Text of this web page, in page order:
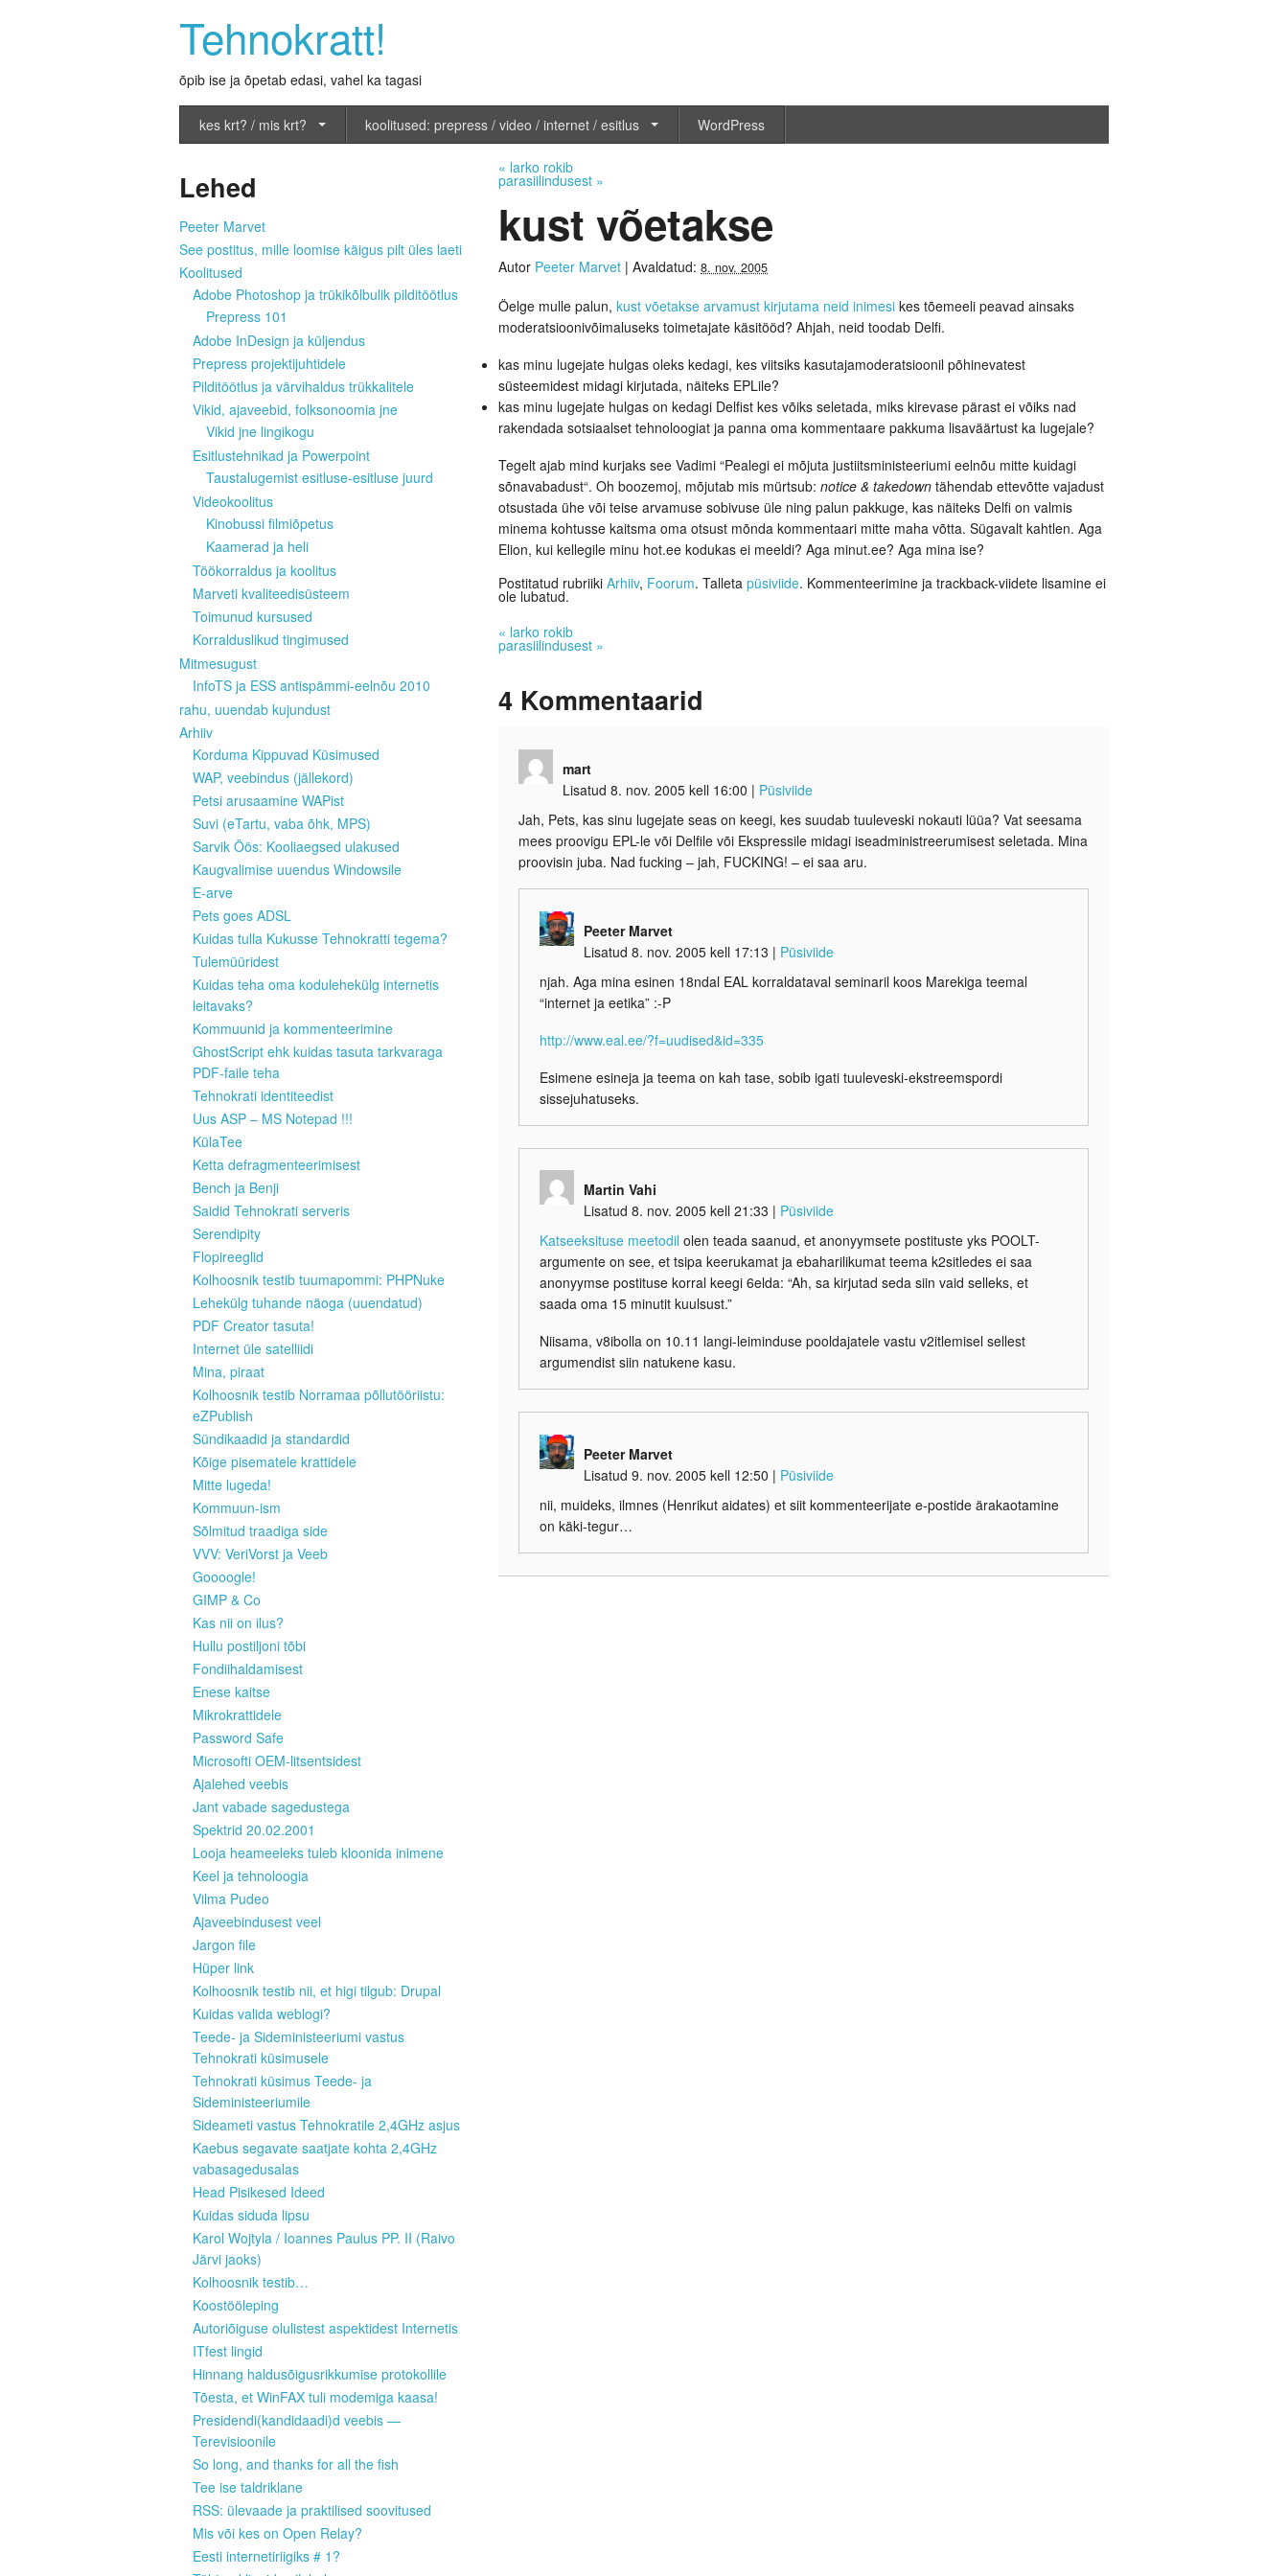
Tehnokratt!
õpib ise ja õpetab edasi, vahel ka tagasi
kes krt? / mis krt? koolitused: prepress / video / internet / esitlus WordPress
« larko rokib
parasiilindusest »
kust võetakse
Autor Peeter Marvet |Avaldatud:8. nov. 2005
Öelge mulle palun,kust võetakse arvamust kirjutama neid inimesi kes tõemeeli peavad ainsaks
moderatsioonivõimaluseks toimetajate käsitööd? Ahjah, neid toodab Delfi.
kas minu lugejate hulgas oleks kedagi, kes viitsiks kasutajamoderatsioonil põhinevatest
süsteemidest midagi kirjutada, näiteks EPLile?
kas minu lugejate hulgas on kedagi Delfist kes võiks seletada, miks kirevase pärast ei võiks nad
rakendada sotsiaalset tehnoloogiat ja panna oma kommentaare pakkuma lisaväärtust ka lugejale?
Tegelt ajab mind kurjaks see Vadimi “Pealegi ei mõjuta justiitsministeeriumi eelnõu mitte kuidagi
sõnavabadust“. Oh boozemoj, mõjutab mis mürtsub:notice & takedown tähendab ettevõtte vajadust
otsustada ühe või teise arvamuse sobivuse üle ning palun pakkuge, kas näiteks Delfi on valmis
minema kohtusse kaitsma oma otsust mõnda kommentaari mitte maha võtta. Sügavalt kahtlen. Aga
Elion, kui kellegile minu hot.ee kodukas ei meeldi? Aga minut.ee? Aga mina ise?
Postitatud rubriikiArhiiv, Foorum. Talletapüsiviide. Kommenteerimine ja trackback-viidete lisamine ei
ole lubatud.
« larko rokib
parasiilindusest »
4 Kommentaarid
mart
Lisatud 8. nov. 2005 kell 16:00 | Püsiviide
Jah, Pets, kas sinu lugejate seas on keegi, kes suudab tuuleveski nokauti lüüa? Vat seesama
mees proovigu EPL-le või Delfile või Ekspressile midagi iseadministreerumisest seletada. Mina
proovisin juba. Nad fucking – jah, FUCKING! – ei saa aru.
Peeter Marvet
Lisatud 8. nov. 2005 kell 17:13 | Püsiviide
njah. Aga mina esinen 18ndal EAL korraldataval seminaril koos Marekiga teemal
“internet ja eetika” :-P
http://www.eal.ee/?f=uudised&id=335
Esimene esineja ja teema on kah tase, sobib igati tuuleveski-ekstreemspordi
sissejuhatuseks.
Martin Vahi
Lisatud 8. nov. 2005 kell 21:33 | Püsiviide
Katseeksituse meetodil olen teada saanud, et anonyymsete postituste yks POOLT-
argumente on see, et tsipa keerukamat ja ebaharilikumat teema k2sitledes ei saa
anonyymse postituse korral keegi 6elda: “Ah, sa kirjutad seda siin vaid selleks, et
saada oma 15 minutit kuulsust.”
Niisama, v8ibolla on 10.11 langi-leiminduse pooldajatele vastu v2itlemisel sellest
argumendist siin natukene kasu.
Peeter Marvet
Lisatud 9. nov. 2005 kell 12:50 | Püsiviide
nii, muideks, ilmnes (Henrikut aidates) et siit kommenteerijate e-postide ärakaotamine
on käki-tegur…
Lehed
Peeter Marvet
See postitus, mille loomise käigus pilt üles laeti
Koolitused
Adobe Photoshop ja trükikõlbulik pilditöötlus
Prepress 101
Adobe InDesign ja küljendus
Prepress projektijuhtidele
Pilditöötlus ja värvihaldus trükkalitele
Vikid, ajaveebid, folksonoomia jne
Vikid jne lingikogu
Esitlustehnikad ja Powerpoint
Taustalugemist esitluse-esitluse juurd
Videokoolitus
Kinobussi filmiõpetus
Kaamerad ja heli
Töökorraldus ja koolitus
Marveti kvaliteedisüsteem
Toimunud kursused
Korralduslikud tingimused
Mitmesugust
InfoTS ja ESS antispämmi-eelnõu 2010
rahu, uuendab kujundust
Arhiiv
Korduma Kippuvad Küsimused
WAP, veebindus (jällekord)
Petsi arusaamine WAPist
Suvi (eTartu, vaba õhk, MPS)
Sarvik Öös: Kooliaegsed ulakused
Kaugvalimise uuendus Windowsile
E-arve
Pets goes ADSL
Kuidas tulla Kukusse Tehnokratti tegema?
Tulemüüridest
Kuidas teha oma kodulehekülg internetis
leitavaks?
Kommuunid ja kommenteerimine
GhostScript ehk kuidas tasuta tarkvaraga
PDF-faile teha
Tehnokrati identiteedist
Uus ASP – MS Notepad !!!
KülaTee
Ketta defragmenteerimisest
Bench ja Benji
Saidid Tehnokrati serveris
Serendipity
Flopireeglid
Kolhoosnik testib tuumapommi: PHPNuke
Lehekülg tuhande näoga (uuendatud)
PDF Creator tasuta!
Internet üle satelliidi
Mina, piraat
Kolhoosnik testib Norramaa põllutööriistu:
eZPublish
Sündikaadid ja standardid
Kõige pisematele krattidele
Mitte lugeda!
Kommuun-ism
Sõlmitud traadiga side
VVV: VeriVorst ja Veeb
Goooogle!
GIMP & Co
Kas nii on ilus?
Hullu postiljoni tõbi
Fondiihaldamisest
Enese kaitse
Mikrokrattidele
Password Safe
Microsofti OEM-litsentsidest
Ajalehed veebis
Jant vabade sagedustega
Spektrid 20.02.2001
Looja heameeleks tuleb kloonida inimene
Keel ja tehnoloogia
Vilma Pudeo
Ajaveebindusest veel
Jargon file
Hüper link
Kolhoosnik testib nii, et higi tilgub: Drupal
Kuidas valida weblogi?
Teede- ja Sideministeeriumi vastus
Tehnokrati küsimusele
Tehnokrati küsimus Teede- ja
Sideministeeriumile
Sideameti vastus Tehnokratile 2,4GHz asjus
Kaebus segavate saatjate kohta 2,4GHz
vabasagedusalas
Head Pisikesed Ideed
Kuidas siduda lipsu
Karol Wojtyla / Ioannes Paulus PP. II (Raivo
Järvi jaoks)
Kolhoosnik testib…
Koostööleping
Autoriõiguse olulistest aspektidest Internetis
ITfest lingid
Hinnang haldusõigusrikkumise protokollile
Tõesta, et WinFAX tuli modemiga kaasa!
Presidendi(kandidaadi)d veebis —
Terevisioonile
So long, and thanks for all the fish
Tee ise taldriklane
RSS: ülevaade ja praktilised soovitused
Mis või kes on Open Relay?
Eesti internetiriigiks # 1?